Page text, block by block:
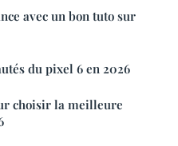
avec un bon tuto sur
du pixel 6 en 2026
choisir la meilleure